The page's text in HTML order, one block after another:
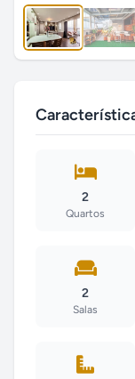
2
Quartos
2
Salas